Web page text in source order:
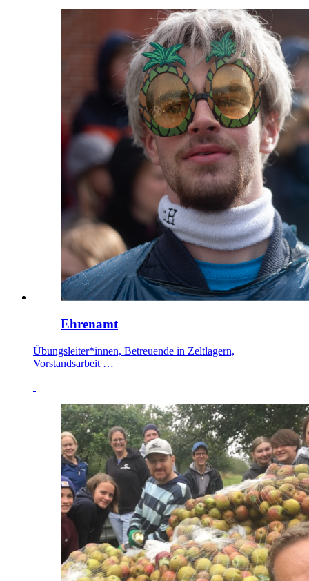
Ehrenamt
Übungsleiter*innen, Betreuende in Zeltlagern,
Vorstandsarbeit …